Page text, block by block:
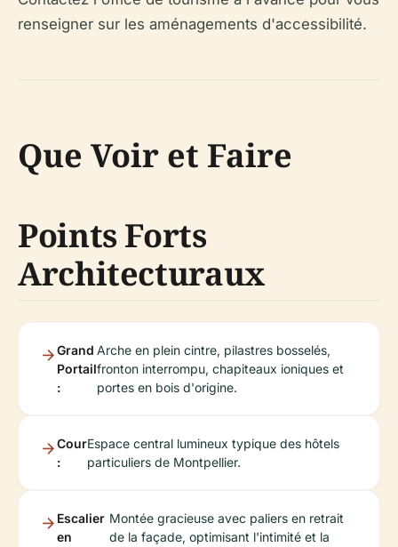
renseigner sur les aménagements d'accessibilité.
Que Voir et Faire
Points Forts
Architecturaux
Grand
Portail
:
Arche en plein cintre, pilastres bosselés,
fronton interrompu, chapiteaux ioniques et
portes en bois d'origine.
Cour
:
Espace central lumineux typique des hôtels
particuliers de Montpellier.
Escalier
en
Montée gracieuse avec paliers en retrait
de la façade, optimisant l'intimité et la